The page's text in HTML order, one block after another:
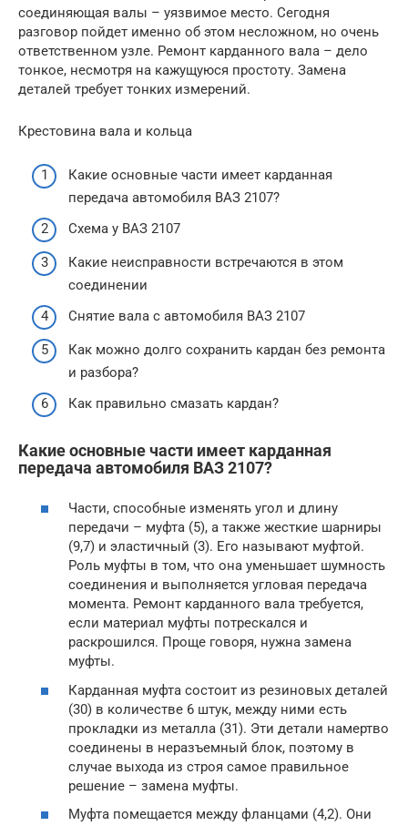
соединяющая валы – уязвимое место. Сегодня
разговор пойдет именно об этом несложном, но очень
ответственном узле. Ремонт карданного вала – дело
тонкое, несмотря на кажущуюся простоту. Замена
деталей требует тонких измерений.
Крестовина вала и кольца
Какие основные части имеет карданная
передача автомобиля ВАЗ 2107?
Схема у ВАЗ 2107
Какие неисправности встречаются в этом
соединении
Снятие вала с автомобиля ВАЗ 2107
Как можно долго сохранить кардан без ремонта
и разбора?
Как правильно смазать кардан?
Какие основные части имеет карданная
передача автомобиля ВАЗ 2107?
Части, способные изменять угол и длину
передачи – муфта (5), а также жесткие шарниры
(9,7) и эластичный (3). Его называют муфтой.
Роль муфты в том, что она уменьшает шумность
соединения и выполняется угловая передача
момента. Ремонт карданного вала требуется,
если материал муфты потрескался и
раскрошился. Проще говоря, нужна замена
муфты.
Карданная муфта состоит из резиновых деталей
(30) в количестве 6 штук, между ними есть
прокладки из металла (31). Эти детали намертво
соединены в неразъемный блок, поэтому в
случае выхода из строя самое правильное
решение – замена муфты.
Муфта помещается между фланцами (4,2). Они